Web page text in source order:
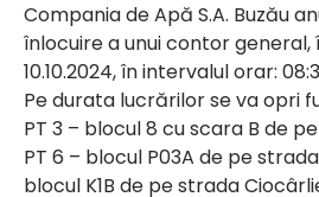
Compania de Apă S.A. Buzău
înlocuire a unui contor general,
10.10.2024, în intervalul orar:
Pe durata lucrărilor se va opri
PT 3 – blocul 8 cu scara B de
PT 6 – blocul P03A de pe
blocul K1B de pe strada